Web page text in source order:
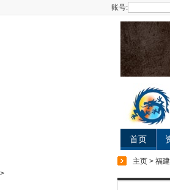
账号:
首页
主页 > 福
>